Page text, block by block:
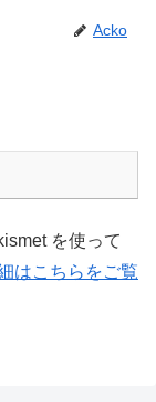
Acko
を使って
はこちらをご覧